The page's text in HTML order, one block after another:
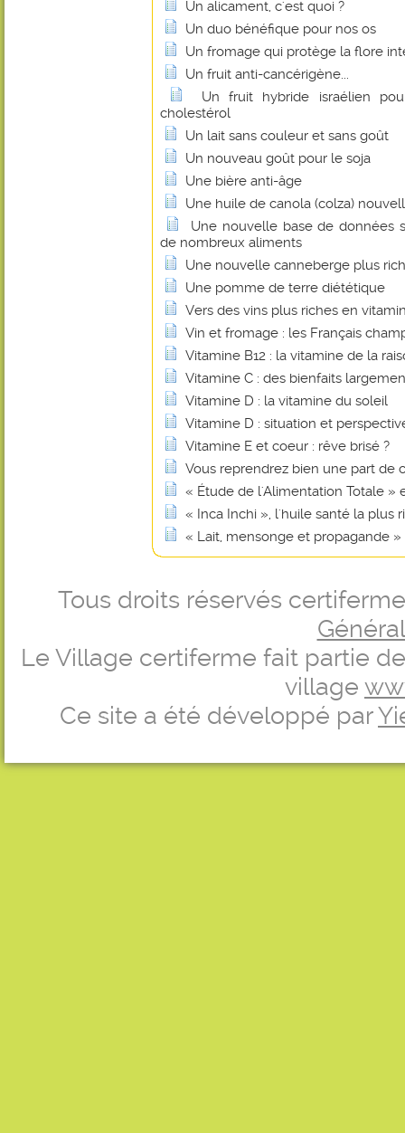
Un alicament, c'est quoi ?
Un duo bénéfique pour nos os
Un fromage qui protège la flore
Un fruit anti-cancérigène...
Un fruit hybride israélien
cholestérol
Un lait sans couleur et sans goût
Un nouveau goût pour le soja
Une bière anti-âge
Une huile de canola (colza)
Une nouvelle base de données
de nombreux aliments
Une nouvelle canneberge plus
Une pomme de terre diététique
Vers des vins plus riches en
Vin et fromage : les Français
Vitamine B12 : la vitamine de la
Vitamine C : des bienfaits
Vitamine D : la vitamine du soleil
Vitamine D : situation et
Vitamine E et coeur : rêve brisé ?
Vous reprendrez bien une part de
« Étude de l'Alimentation Totale »
« Inca Inchi », l'huile santé la plus
« Lait, mensonge et propagande »
Tous droits réservés
Le Village certiferme fait partie
village
Ce site a été développé par